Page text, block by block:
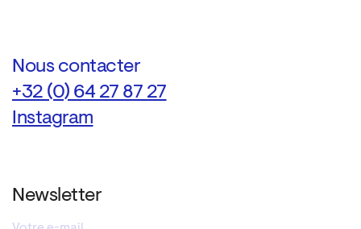
Nous contacter
+32 (0) 64 27 87 27
Instagram
Newsletter